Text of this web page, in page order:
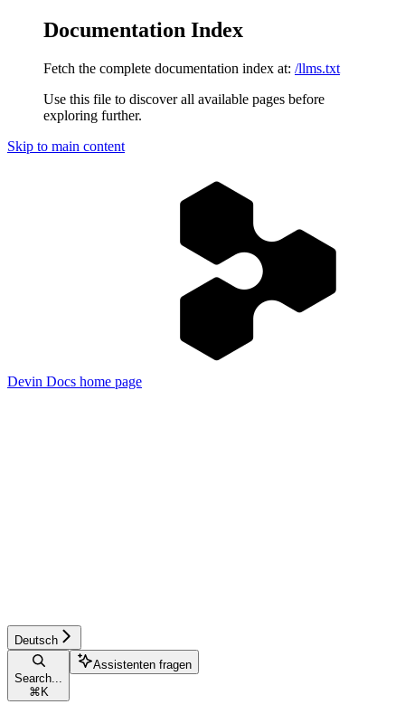
Documentation Index
Fetch the complete documentation index at: /llms.txt
Use this file to discover all available pages before
exploring further.
Skip to main content
Devin Docs home page
Deutsch
Search...
⌘ K
Assistenten fragen